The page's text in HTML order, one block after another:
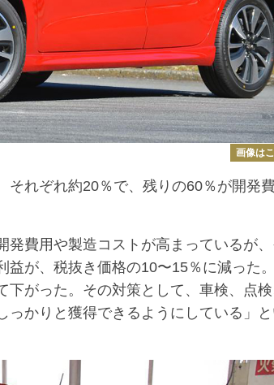
画像は
れぞれ約20％で、残りの60％が開発
費用や製造コストが高まっているが
益が、税抜き価格の10〜15％に減った
下がった。その対策として、車検、点
っかりと獲得できるようにしている」